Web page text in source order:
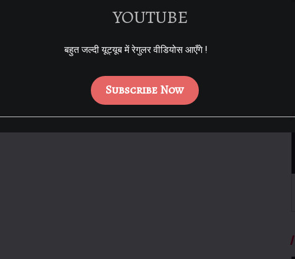
YOUTUBE
Subscribe Now
बहुत जल्दी यूट्यूब में रेगुलर वीडियोस आएँगे !